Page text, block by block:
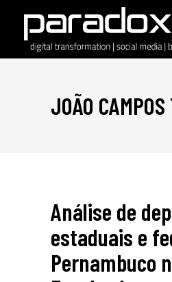
JOÃO CAMPOS
Análise de
estaduais e
Pernambuco